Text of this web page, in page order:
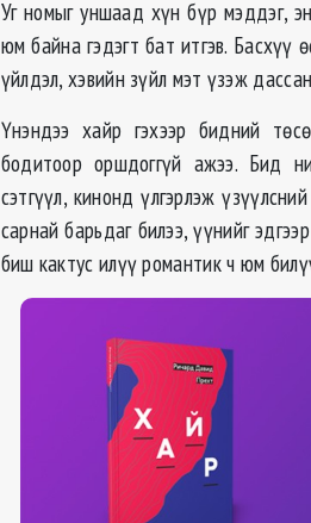
Уг номыг уншаад хүн бүр мэддэг,
юм байна гэдэгт бат итгэв. Басхүү
үйлдэл, хэвийн зүйл мэт үзэж
Үнэндээ хайр гэхээр бидний
бодитоор оршдоггүй ажээ. Бид
сэтгүүл, кинонд үлгэрлэж
сарнай барьдаг билээ, үүнийг
биш кактус илүү романтик ч юм